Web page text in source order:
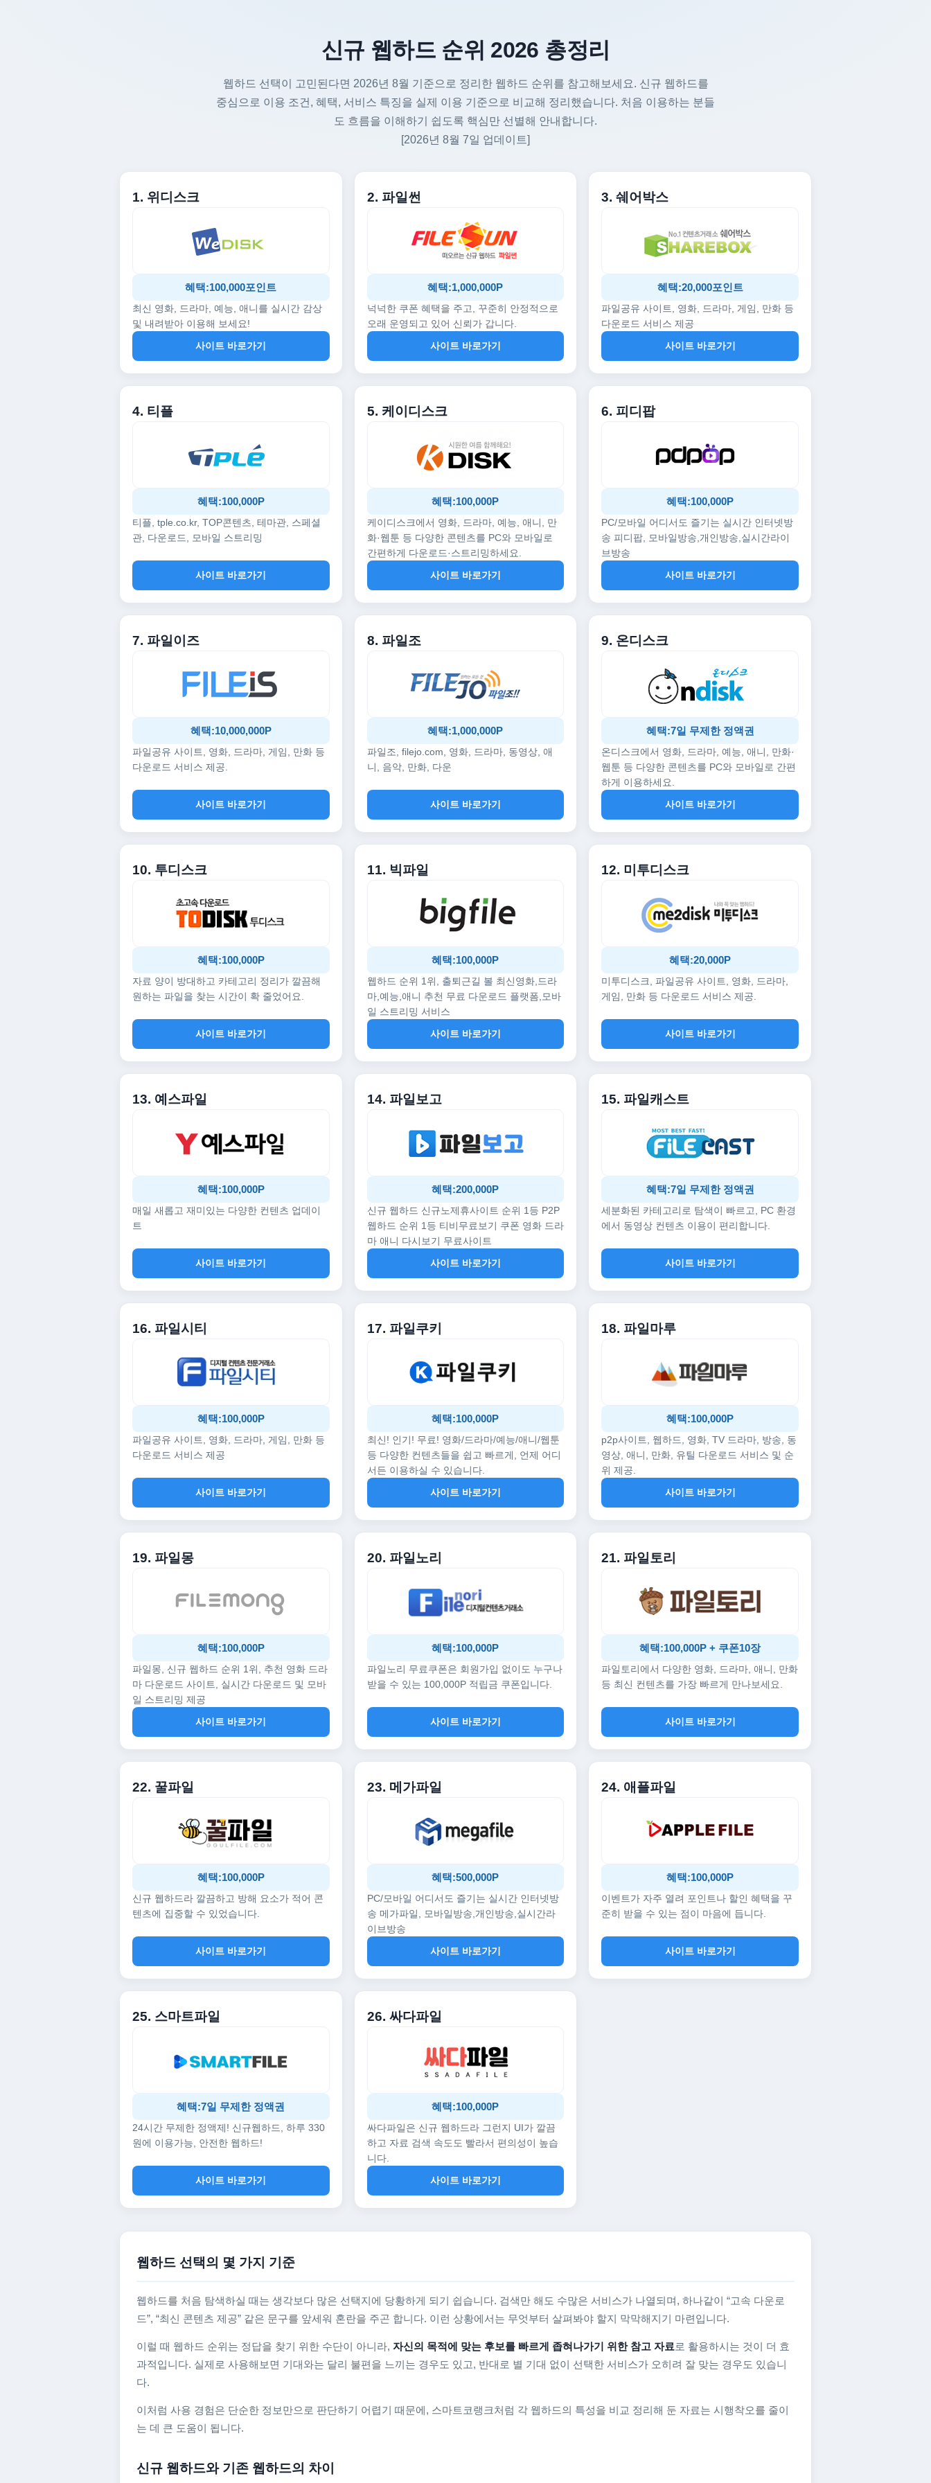
신규 웹하드 순위 2026 총정리
웹하드 선택이 고민된다면 2026년 8월 기준으로 정리한 웹하드 순위를 참고해보세요. 신규 웹하드를
중심으로 이용 조건, 혜택, 서비스 특징을 실제 이용 기준으로 비교해 정리했습니다. 처음 이용하는 분들
도 흐름을 이해하기 쉽도록 핵심만 선별해 안내합니다.
[2026년 8월 7일 업데이트]
1. 위디스크
혜택:100,000포인트
최신 영화, 드라마, 예능, 애니를 실시간 감상
및 내려받아 이용해 보세요!
사이트 바로가기
2. 파일썬
혜택:1,000,000P
넉넉한 쿠폰 혜택을 주고, 꾸준히 안정적으로
오래 운영되고 있어 신뢰가 갑니다.
사이트 바로가기
3. 쉐어박스
혜택:20,000포인트
파일공유 사이트, 영화, 드라마, 게임, 만화 등
다운로드 서비스 제공
사이트 바로가기
4. 티플
혜택:100,000P
티플, tple.co.kr, TOP콘텐츠, 테마관, 스페셜
관, 다운로드, 모바일 스트리밍
사이트 바로가기
5. 케이디스크
혜택:100,000P
케이디스크에서 영화, 드라마, 예능, 애니, 만
화·웹툰 등 다양한 콘텐츠를 PC와 모바일로
간편하게 다운로드·스트리밍하세요.
사이트 바로가기
6. 피디팝
혜택:100,000P
PC/모바일 어디서도 즐기는 실시간 인터넷방
송 피디팝, 모바일방송,개인방송,실시간라이
브방송
사이트 바로가기
7. 파일이즈
혜택:10,000,000P
파일공유 사이트, 영화, 드라마, 게임, 만화 등
다운로드 서비스 제공.
사이트 바로가기
8. 파일조
혜택:1,000,000P
파일조, filejo.com, 영화, 드라마, 동영상, 애
니, 음악, 만화, 다운
사이트 바로가기
9. 온디스크
혜택:7일 무제한 정액권
온디스크에서 영화, 드라마, 예능, 애니, 만화·
웹툰 등 다양한 콘텐츠를 PC와 모바일로 간편
하게 이용하세요.
사이트 바로가기
10. 투디스크
혜택:100,000P
자료 양이 방대하고 카테고리 정리가 깔끔해
원하는 파일을 찾는 시간이 확 줄었어요.
사이트 바로가기
11. 빅파일
혜택:100,000P
웹하드 순위 1위, 출퇴근길 볼 최신영화,드라
마,예능,애니 추천 무료 다운로드 플랫폼,모바
일 스트리밍 서비스
사이트 바로가기
12. 미투디스크
혜택:20,000P
미투디스크, 파일공유 사이트, 영화, 드라마,
게임, 만화 등 다운로드 서비스 제공.
사이트 바로가기
13. 예스파일
혜택:100,000P
매일 새롭고 재미있는 다양한 컨텐츠 업데이
트
사이트 바로가기
14. 파일보고
혜택:200,000P
신규 웹하드 신규노제휴사이트 순위 1등 P2P
웹하드 순위 1등 티비무료보기 쿠폰 영화 드라
마 애니 다시보기 무료사이트
사이트 바로가기
15. 파일캐스트
혜택:7일 무제한 정액권
세분화된 카테고리로 탐색이 빠르고, PC 환경
에서 동영상 컨텐츠 이용이 편리합니다.
사이트 바로가기
16. 파일시티
혜택:100,000P
파일공유 사이트, 영화, 드라마, 게임, 만화 등
다운로드 서비스 제공
사이트 바로가기
17. 파일쿠키
혜택:100,000P
최신! 인기! 무료! 영화/드라마/예능/애니/웹툰
등 다양한 컨텐츠들을 쉽고 빠르게, 언제 어디
서든 이용하실 수 있습니다.
사이트 바로가기
18. 파일마루
혜택:100,000P
p2p사이트, 웹하드, 영화, TV 드라마, 방송, 동
영상, 애니, 만화, 유틸 다운로드 서비스 및 순
위 제공.
사이트 바로가기
19. 파일몽
혜택:100,000P
파일몽, 신규 웹하드 순위 1위, 추천 영화 드라
마 다운로드 사이트, 실시간 다운로드 및 모바
일 스트리밍 제공
사이트 바로가기
20. 파일노리
혜택:100,000P
파일노리 무료쿠폰은 회원가입 없이도 누구나
받을 수 있는 100,000P 적립금 쿠폰입니다.
사이트 바로가기
21. 파일토리
혜택:100,000P + 쿠폰10장
파일토리에서 다양한 영화, 드라마, 애니, 만화
등 최신 컨텐츠를 가장 빠르게 만나보세요.
사이트 바로가기
22. 꿀파일
혜택:100,000P
신규 웹하드라 깔끔하고 방해 요소가 적어 콘
텐츠에 집중할 수 있었습니다.
사이트 바로가기
23. 메가파일
혜택:500,000P
PC/모바일 어디서도 즐기는 실시간 인터넷방
송 메가파일, 모바일방송,개인방송,실시간라
이브방송
사이트 바로가기
24. 애플파일
혜택:100,000P
이벤트가 자주 열려 포인트나 할인 혜택을 꾸
준히 받을 수 있는 점이 마음에 듭니다.
사이트 바로가기
25. 스마트파일
혜택:7일 무제한 정액권
24시간 무제한 정액제! 신규웹하드, 하루 330
원에 이용가능, 안전한 웹하드!
사이트 바로가기
26. 싸다파일
혜택:100,000P
싸다파일은 신규 웹하드라 그런지 UI가 깔끔
하고 자료 검색 속도도 빨라서 편의성이 높습
니다.
사이트 바로가기
웹하드 선택의 몇 가지 기준
웹하드를 처음 탐색하실 때는 생각보다 많은 선택지에 당황하게 되기 쉽습니다. 검색만 해도 수많은 서비스가 나열되며, 하나같이 “고속 다운로
드”, “최신 콘텐츠 제공” 같은 문구를 앞세워 혼란을 주곤 합니다. 이런 상황에서는 무엇부터 살펴봐야 할지 막막해지기 마련입니다.
이럴 때 웹하드 순위는 정답을 찾기 위한 수단이 아니라, 자신의 목적에 맞는 후보를 빠르게 좁혀나가기 위한 참고 자료 로 활용하시는 것이 더 효
과적입니다. 실제로 사용해보면 기대와는 달리 불편을 느끼는 경우도 있고, 반대로 별 기대 없이 선택한 서비스가 오히려 잘 맞는 경우도 있습니
다.
이처럼 사용 경험은 단순한 정보만으로 판단하기 어렵기 때문에, 스마트코랭크처럼 각 웹하드의 특성을 비교 정리해 둔 자료는 시행착오를 줄이
는 데 큰 도움이 됩니다.
신규 웹하드와 기존 웹하드의 차이